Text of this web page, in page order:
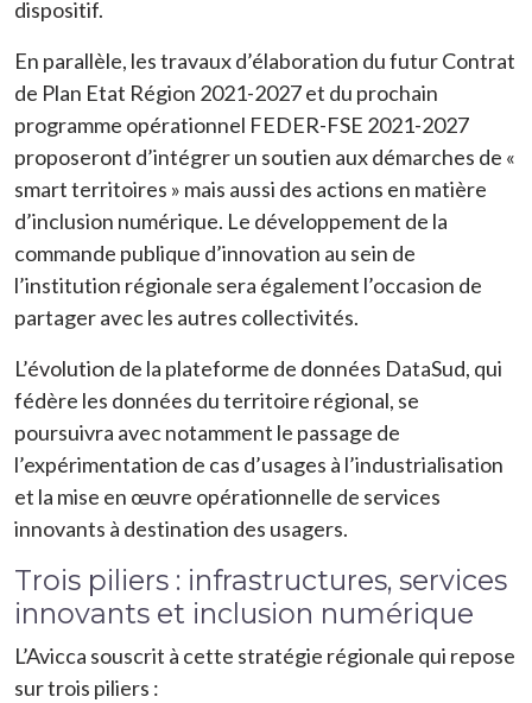
dispositif.
En parallèle, les travaux d’élaboration du futur Contrat
de Plan Etat Région 2021-2027 et du prochain
programme opérationnel FEDER-FSE 2021-2027
proposeront d’intégrer un soutien aux démarches de «
smart territoires » mais aussi des actions en matière
d’inclusion numérique. Le développement de la
commande publique d’innovation au sein de
l’institution régionale sera également l’occasion de
partager avec les autres collectivités.
L’évolution de la plateforme de données DataSud, qui
fédère les données du territoire régional, se
poursuivra avec notamment le passage de
l’expérimentation de cas d’usages à l’industrialisation
et la mise en œuvre opérationnelle de services
innovants à destination des usagers.
Trois piliers : infrastructures, services
innovants et inclusion numérique
L’Avicca souscrit à cette stratégie régionale qui repose
sur trois piliers :